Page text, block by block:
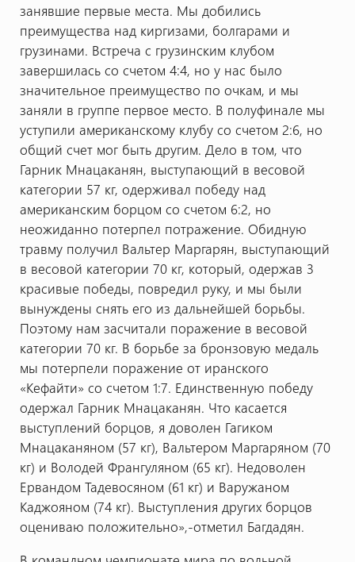
занявшие первые места. Мы добились
преимущества над киргизами, болгарами и
грузинами. Встреча с грузинским клубом
завершилась со счетом 4:4, но у нас было
значительное преимущество по очкам, и мы
заняли в группе первое место. В полуфинале мы
уступили американскому клубу со счетом 2:6, но
общий счет мог быть другим. Дело в том, что
Гарник Мнацаканян, выступающий в весовой
категории 57 кг, одерживал победу над
американским борцом со счетом 6:2, но
неожиданно потерпел потражение. Обидную
травму получил Вальтер Маргарян, выступающий
в весовой категории 70 кг, который, одержав 3
красивые победы, повредил руку, и мы были
вынуждены снять его из дальнейшей борьбы.
Поэтому нам засчитали поражение в весовой
категории 70 кг. В борьбе за бронзовую медаль
мы потерпели поражение от иранского
«Кефайти» со счетом 1:7. Единственную победу
одержал Гарник Мнацаканян. Что касается
выступлений борцов, я доволен Гагиком
Мнацаканяном (57 кг), Вальтером Маргаряном (70
кг) и Володей Франгуляном (65 кг). Недоволен
Ервандом Тадевосяном (61 кг) и Варужаном
Каджояном (74 кг). Выступления других борцов
оцениваю положительно»,-отметил Багдадян.